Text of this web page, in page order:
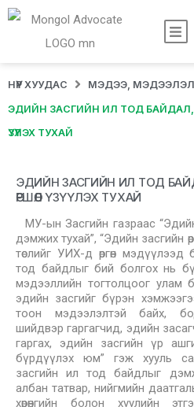
НҮҮР ХУУДАС МЭДЭЭ, МЭДЭЭЛЭЛ
ЭДИЙН ЗАСГИЙН ИЛ ТОД
ҮЗҮҮЛЭХ ТУХАЙ
ЭДИЙН ЗАСГИЙН ИЛ ТОД
ӨРШӨӨЛ ҮЗҮҮЛЭХ ТУХАЙ
МУ-ын Засгийн газраас
дэмжих тухай”, “Эдийн засгийн
төслийг УИХ-д өргөн
тод байдлыг бий болгох нь
мэдээллийн тогтолцоог улам
эдийн засгийг бүрэн
тоон мэдээлэлтэй байх,
шийдвэр гаргагчид, эдийн
гаргах, эдийн засгийн үр
бүрдүүлэх юм” гэж хууль
засгийн ил тод байдлыг
албан татвар, нийгмийн
хөрөнгийн болон хуулийн